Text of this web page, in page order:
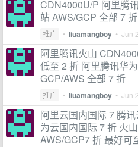
CDN4000U/P 阿里腾
站 AWS/GCP 全部 7
推广 • liuamangboy • Jun
阿里腾讯火山
低至 2 折 阿里腾讯华
GCP/AWS 全部 7 折
推广 • liuamangboy • Jun
阿里云国内国际 7 腾
为云国内国际 7 折 火
AWS/GCP7 折 最好可